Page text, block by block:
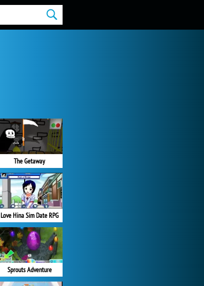
The Getaway
Love Hina Sim Date RPG
Sprouts Adventure